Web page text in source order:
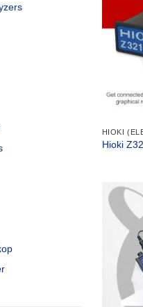
HIOKI
Hioki